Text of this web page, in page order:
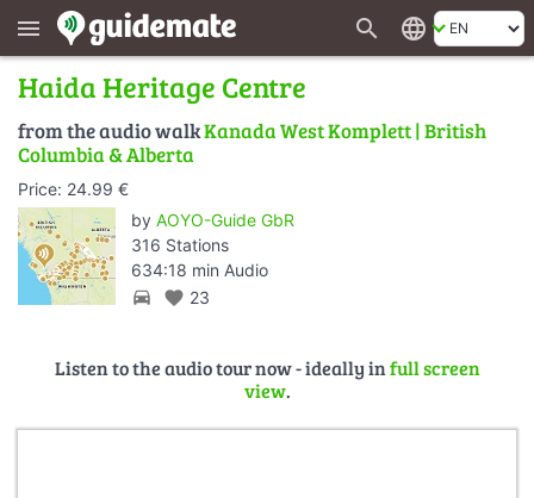
menu search language
Haida Heritage Centre
from the audio walkKanada West Komplett | British
Columbia & Alberta
Price: 24.99 €
by AOYO-Guide GbR
316 Stations
634:18 min Audio
directions_car favorite 23
Listen to the audio tour now - ideally infull screen
view.